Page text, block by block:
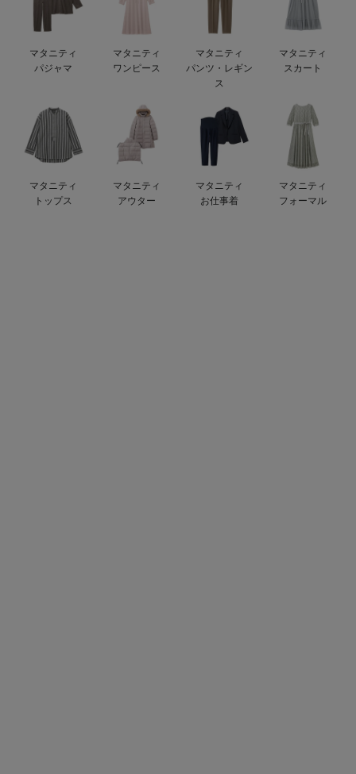
Gift Selection 出産祝い
保育園・入園準備特集
ファルスカ
デロンギ
マタニティ
パジャマ
マタニティ
ワンピース
マタニティ
パンツ・レギン
ス
マタニティ
スカート
マタニティ
トップス
マタニティ
アウター
マタニティ
お仕事着
マタニティ
フォーマル